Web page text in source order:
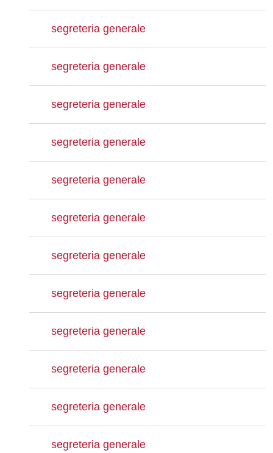
segreteria generale
segreteria generale
segreteria generale
segreteria generale
segreteria generale
segreteria generale
segreteria generale
segreteria generale
segreteria generale
segreteria generale
segreteria generale
segreteria generale